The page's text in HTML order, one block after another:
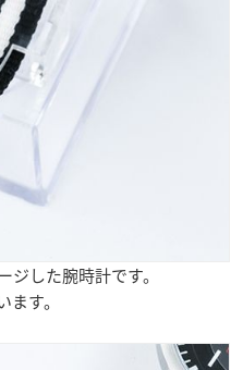
ジした腕時計です。
す。